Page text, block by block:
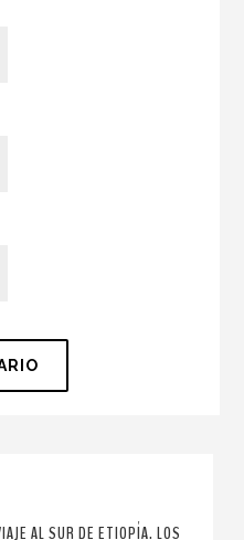
AL SUR DE ETIOPÍA. LOS